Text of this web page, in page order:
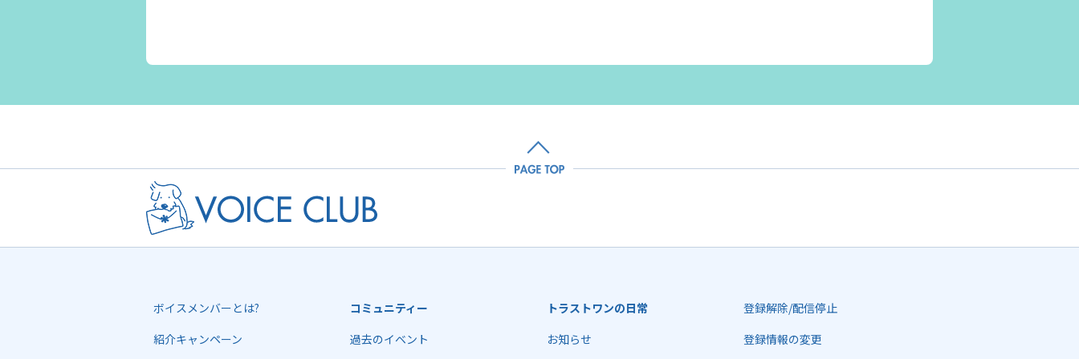
ボイスメンバーとは?
紹介キャンペーン
コミュニティー
過去のイベント
トラストワンの日常
お知らせ
登録解除/配信停止
登録情報の変更